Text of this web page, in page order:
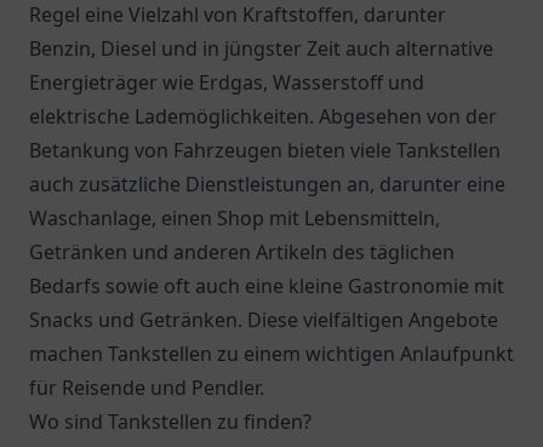
Regel eine Vielzahl von Kraftstoffen, darunter
Benzin, Diesel und in jüngster Zeit auch alternative
Energieträger wie Erdgas, Wasserstoff und
elektrische Lademöglichkeiten. Abgesehen von der
Betankung von Fahrzeugen bieten viele Tankstellen
auch zusätzliche Dienstleistungen an, darunter eine
Waschanlage, einen Shop mit Lebensmitteln,
Getränken und anderen Artikeln des täglichen
Bedarfs sowie oft auch eine kleine Gastronomie mit
Snacks und Getränken. Diese vielfältigen Angebote
machen Tankstellen zu einem wichtigen Anlaufpunkt
für Reisende und Pendler.
Wo sind Tankstellen zu finden?